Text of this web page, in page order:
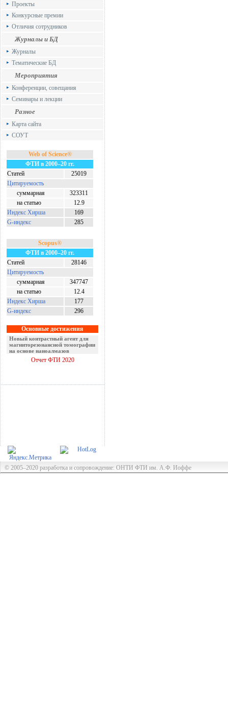
Проекты
Конкурсные премии
Отличия сотрудников
Журналы и БД
Журналы
Тематические БД
Мероприятия
Конференции, совещания
Семинары и лекции
Разное
Карта сайта
СОУТ
Web of Science®
ФТИ в 2000–20 гг.
Статей
25019
Цитируемость
суммарная
323311
на статью
12.9
Индекс Хирша
169
G-индекс
285
Scopus®
ФТИ в 2000–20 гг.
Статей
28146
Цитируемость
суммарная
347747
на статью
12.4
Индекс Хирша
177
G-индекс
296
Основные достижения
Новый контрастный агент для
магниторезонансной томографии
на основе наноалмазов
Отчет ФТИ 2020
© 2005–2020 разработка и сопровождение: ОНТИ ФТИ им. А.Ф. Иоффе